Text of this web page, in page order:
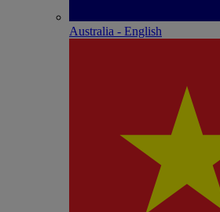
Australia - English